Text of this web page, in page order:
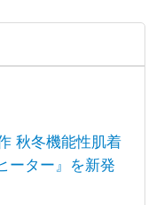
秋冬機能性肌着
ーター』を新発